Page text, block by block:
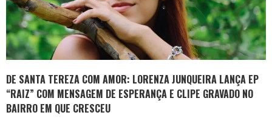
DE SANTA TEREZA COM AMOR: LORENZA JUNQUEIRA LANÇA EP
“RAIZ” COM MENSAGEM DE ESPERANÇA E CLIPE GRAVADO NO
BAIRRO EM QUE CRESCEU